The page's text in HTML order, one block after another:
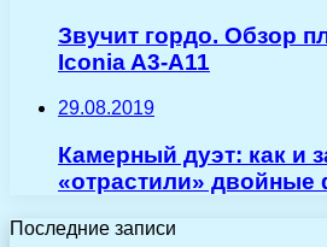
Звучит гордо. Обзор
Iconia A3-A11
29.08.2019
Камерный дуэт: как и
«отрастили»
Последние записи